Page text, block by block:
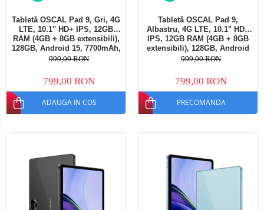
Tabletă OSCAL Pad 9, Gri, 4G
LTE, 10.1" HD+ IPS, 12GB
RAM (4GB + 8GB extensibili),
128GB, Android 15, 7700mAh,
Dual SIM
999,00 RON
799,00 RON
ADAUGA IN COS
Tabletă OSCAL Pad 9,
Albastru, 4G LTE, 10.1" HD+
IPS, 12GB RAM (4GB + 8GB
extensibili), 128GB, Android
15, 7700mAh, Dual SIM
999,00 RON
799,00 RON
PRECOMANDA